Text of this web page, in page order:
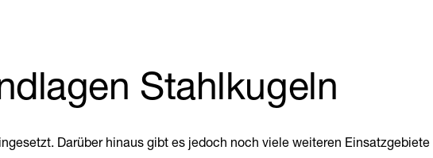
Stahlkugeln
Darüber hinaus gibt es jedoch noch viele weiteren